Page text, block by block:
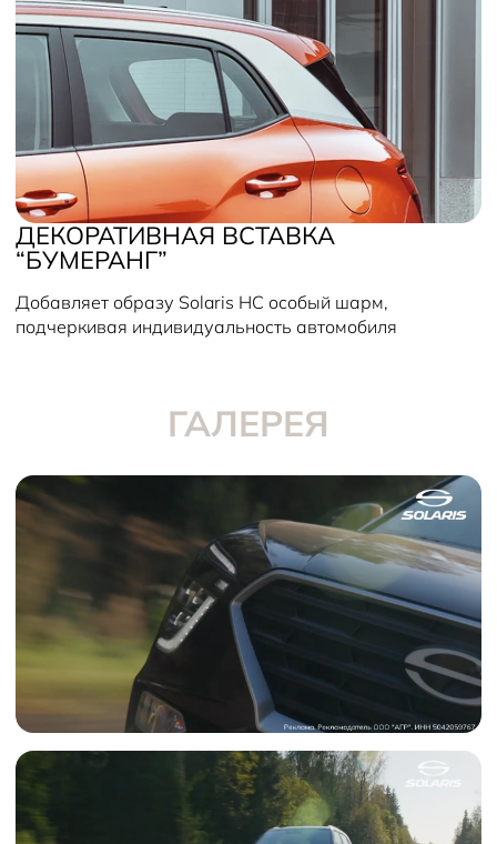
ДЕКОРАТИВНАЯ ВСТАВКА
“БУМЕРАНГ”
Добавляет образу Solaris HC особый шарм,
подчеркивая индивидуальность автомобиля
ГАЛЕРЕЯ